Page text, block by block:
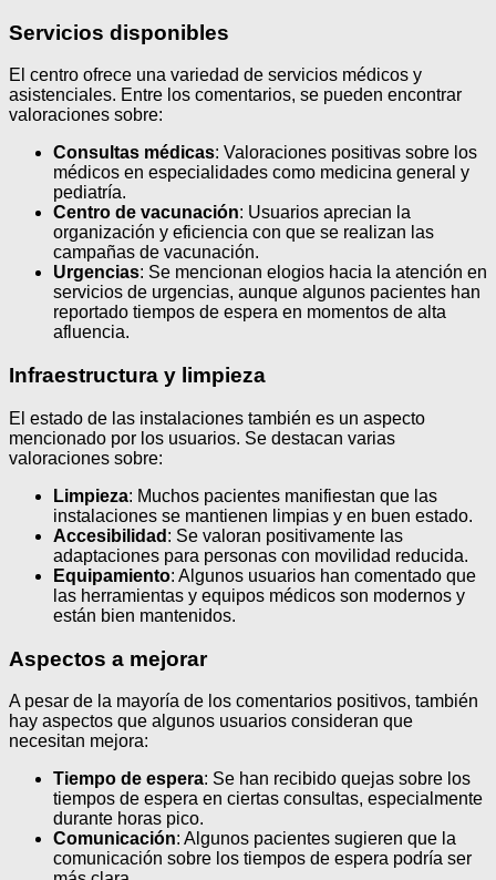
Servicios disponibles
El centro ofrece una variedad de servicios médicos y
asistenciales. Entre los comentarios, se pueden encontrar
valoraciones sobre:
Consultas médicas: Valoraciones positivas sobre los
médicos en especialidades como medicina general y
pediatría.
Centro de vacunación: Usuarios aprecian la
organización y eficiencia con que se realizan las
campañas de vacunación.
Urgencias: Se mencionan elogios hacia la atención en
servicios de urgencias, aunque algunos pacientes han
reportado tiempos de espera en momentos de alta
afluencia.
Infraestructura y limpieza
El estado de las instalaciones también es un aspecto
mencionado por los usuarios. Se destacan varias
valoraciones sobre:
Limpieza: Muchos pacientes manifiestan que las
instalaciones se mantienen limpias y en buen estado.
Accesibilidad : Se valoran positivamente las
adaptaciones para personas con movilidad reducida.
Equipamiento: Algunos usuarios han comentado que
las herramientas y equipos médicos son modernos y
están bien mantenidos.
Aspectos a mejorar
A pesar de la mayoría de los comentarios positivos, también
hay aspectos que algunos usuarios consideran que
necesitan mejora:
Tiempo de espera: Se han recibido quejas sobre los
tiempos de espera en ciertas consultas, especialmente
durante horas pico.
Comunicación: Algunos pacientes sugieren que la
comunicación sobre los tiempos de espera podría ser